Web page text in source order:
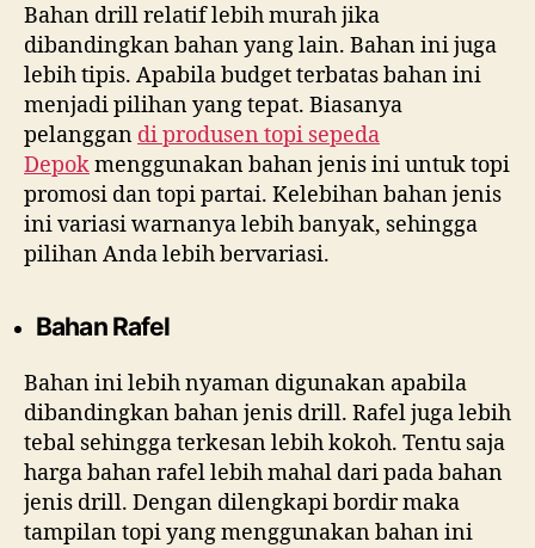
Bahan drill relatif lebih murah jika
dibandingkan bahan yang lain. Bahan ini juga
lebih tipis. Apabila budget terbatas bahan ini
menjadi pilihan yang tepat. Biasanya
pelanggan diprodusen topi sepeda
Depokmenggunakan bahan jenis ini untuk topi
promosi dan topi partai. Kelebihan bahan jenis
ini variasi warnanya lebih banyak, sehingga
pilihan Anda lebih bervariasi.
Bahan Rafel
Bahan ini lebih nyaman digunakan apabila
dibandingkan bahan jenis drill. Rafel juga lebih
tebal sehingga terkesan lebih kokoh. Tentu saja
harga bahan rafel lebih mahal dari pada bahan
jenis drill. Dengan dilengkapi bordir maka
tampilan topi yang menggunakan bahan ini